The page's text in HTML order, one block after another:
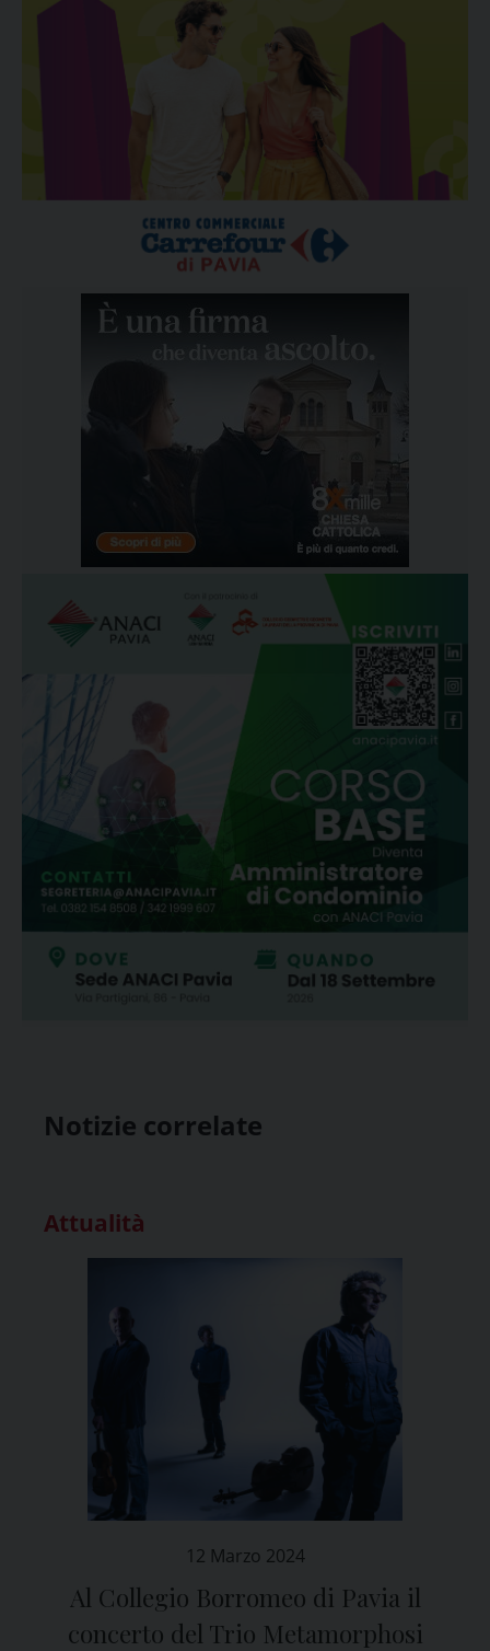
Notizie correlate
Attualità
12 Marzo 2024
Al Collegio Borromeo di Pavia il
concerto del Trio Metamorphosi